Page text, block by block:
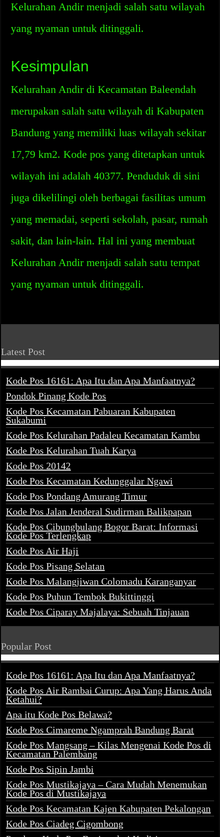
Kelurahan Andir menjadi salah satu wilayah
yang nyaman untuk ditinggali.
Kesimpulan
Kelurahan Andir di Kecamatan Baleendah
merupakan salah satu wilayah di Kabupaten
Bandung yang memiliki luas wilayah sekitar
17,79 km2. Kode pos yang ditetapkan untuk
wilayah ini adalah 40377. Penduduk di sini
juga dikelilingi oleh berbagai fasilitas umum
yang memadai, seperti sekolah, pasar, rumah
sakit, dan lain-lain. Hal ini yang membuat
Kelurahan Andir menjadi salah satu tempat
yang nyaman untuk ditinggali.
Latest Post
Kode Pos 16161: Apa Itu dan Apa Manfaatnya?
Pondok Pinang Kode Pos
Kode Pos Kecamatan Pabuaran Kabupaten
Sukabumi
Kode Pos Kelurahan Padaleu Kecamatan Kambu
Kode Pos Kelurahan Tuah Karya
Kode Pos 20142
Kode Pos Kecamatan Kedunggalar Ngawi
Kode Pos Pondang Amurang Timur
Kode Pos Jalan Jenderal Sudirman Balikpapan
Kode Pos Cibungbulang Bogor Barat: Informasi
Kode Pos Terlengkap
Kode Pos Air Haji
Kode Pos Pisang Selatan
Kode Pos Malangjiwan Colomadu Karanganyar
Kode Pos Puhun Tembok Bukittinggi
Kode Pos Ciparay Majalaya: Sebuah Tinjauan
Popular Post
Kode Pos 16161: Apa Itu dan Apa Manfaatnya?
Kode Pos Air Rambai Curup: Apa Yang Harus Anda
Ketahui?
Apa itu Kode Pos Belawa?
Kode Pos Cimareme Ngamprah Bandung Barat
Kode Pos Mangsang – Kilas Mengenai Kode Pos di
Kecamatan Palembang
Kode Pos Sipin Jambi
Kode Pos Mustikajaya – Cara Mudah Menemukan
Kode Pos di Mustikajaya
Kode Pos Kecamatan Kajen Kabupaten Pekalongan
Kode Pos Ciadeg Cigombong